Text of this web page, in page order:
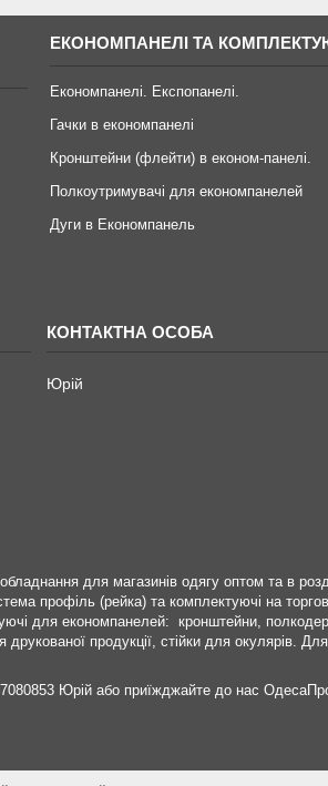
ЕКОНОМПАНЕЛІ ТА
Економпанелі. Експопанелі.
Гачки в економпанелі
Кронштейни (флейти) в економ-панелі.
Полкоутримувачі для економпанелей
Дуги в Економпанель
Юрій
для магазинів одягу оптом та в
профіль (рейка) та комплектуючі на
для економпанелей: кронштейни,
продукції, стійки для окулярів.
Юрій або приїжджайте до нас